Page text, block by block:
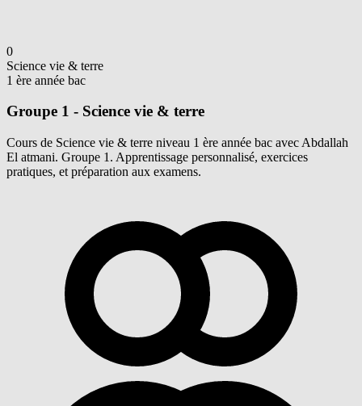
0
Science vie & terre
1 ère année bac
Groupe 1 - Science vie & terre
Cours de Science vie & terre niveau 1 ère année bac avec Abdallah
El atmani. Groupe 1. Apprentissage personnalisé, exercices
pratiques, et préparation aux examens.